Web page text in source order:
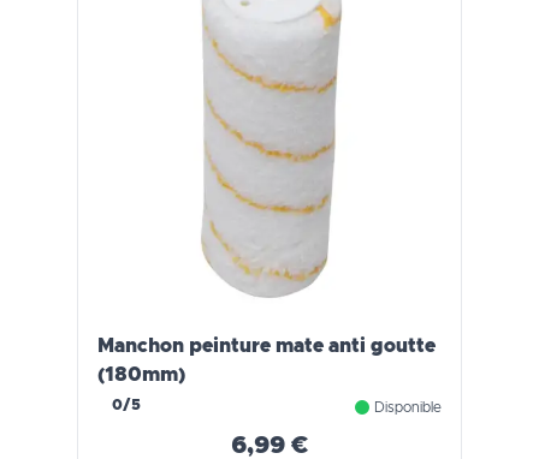
Manchon peinture mate anti goutte
(180mm)
0/5 Disponible
6,99 €